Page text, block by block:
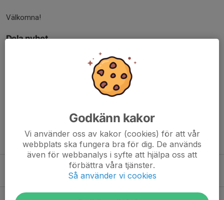
Välkomna!
Dela nyhet
Tidigare nyheter
Välkommen till vårens bytarkvällar!!
21 apr, 19:06 0
Årsmöte Anundsjö IF 17/3
Godkänn kakor
Vi använder oss av kakor (cookies) för att vår
webbplats ska fungera bra för dig. De används
även för webbanalys i syfte att hjälpa oss att
förbättra våra tjänster.
Så använder vi cookies